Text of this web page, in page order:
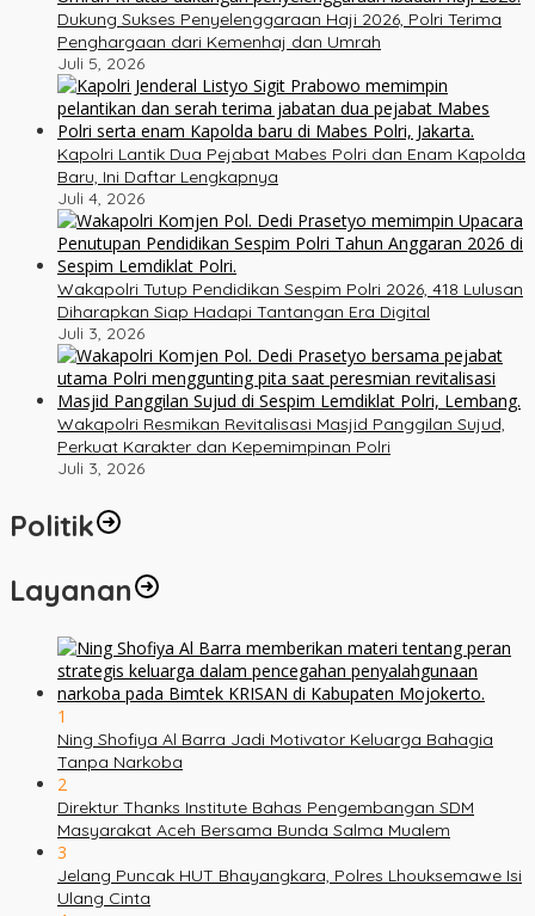
Dukung Sukses Penyelenggaraan Haji 2026, Polri Terima
Penghargaan dari Kemenhaj dan Umrah
Juli 5, 2026
Kapolri Lantik Dua Pejabat Mabes Polri dan Enam Kapolda
Baru, Ini Daftar Lengkapnya
Juli 4, 2026
Wakapolri Tutup Pendidikan Sespim Polri 2026, 418 Lulusan
Diharapkan Siap Hadapi Tantangan Era Digital
Juli 3, 2026
Wakapolri Resmikan Revitalisasi Masjid Panggilan Sujud,
Perkuat Karakter dan Kepemimpinan Polri
Juli 3, 2026
Politik
Layanan
1
Ning Shofiya Al Barra Jadi Motivator Keluarga Bahagia
Tanpa Narkoba
2
Direktur Thanks Institute Bahas Pengembangan SDM
Masyarakat Aceh Bersama Bunda Salma Mualem
3
Jelang Puncak HUT Bhayangkara, Polres Lhouksemawe Isi
Ulang Cinta